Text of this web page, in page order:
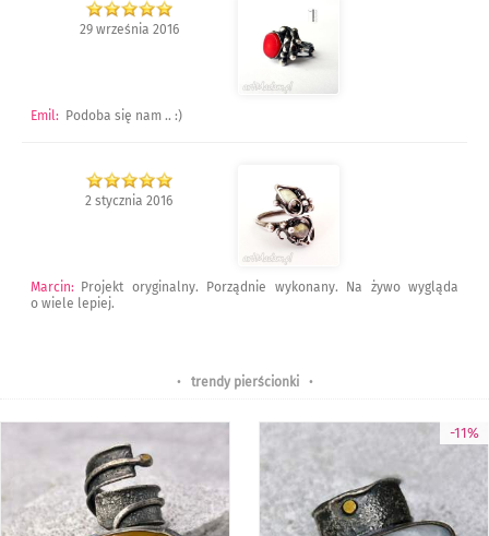
29 września 2016
Emil: Podoba się nam .. :)
2 stycznia 2016
Marcin: Projekt oryginalny. Porządnie wykonany. Na żywo wygląda
o wiele lepiej.
• trendy pierścionki•
-11%